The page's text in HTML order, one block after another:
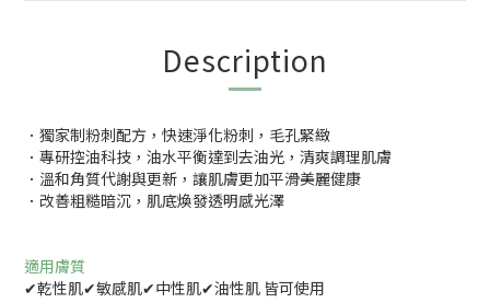
Description
．獨家制粉刺配方，快速淨化粉刺，毛孔緊緻
．專研控油科技，油水平衡達到去油光，清爽調理肌膚
．溫和角質代謝與更新，讓肌膚更加平滑美麗健康
．改善粗糙暗沉，肌底煥發透明感光澤
適用膚質
✔乾性肌✔敏感肌✔中性肌✔油性肌 皆可使用